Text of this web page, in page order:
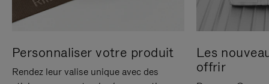
Personnaliser votre produit
Rendez leur valise unique avec des
Les
offrir